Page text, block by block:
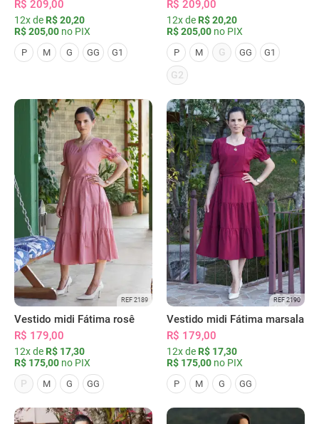
R$ 209,00
12x de R$ 20,20
R$ 205,00 no PIX
P M G GG G1
R$ 209,00
12x de R$ 20,20
R$ 205,00 no PIX
P M G GG G1
G2
REF 2189
Vestido midi Fátima rosê
R$ 179,00
12x de R$ 17,30
R$ 175,00 no PIX
P
M G GG
REF 2190
Vestido midi Fátima marsala
R$ 179,00
12x de R$ 17,30
R$ 175,00 no PIX
P M G GG